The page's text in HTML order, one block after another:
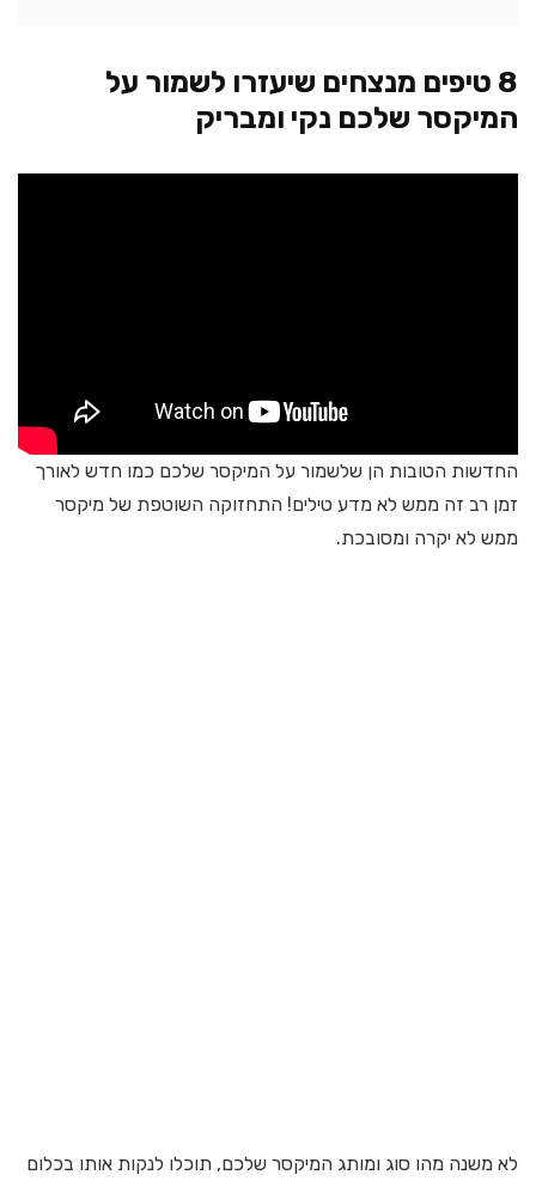
8 טיפים מנצחים שיעזרו לשמור על
המיקסר שלכם נקי ומבריק
החדשות הטובות הן שלשמור על המיקסר שלכם כמו חדש לאורך
זמן רב זה ממש לא מדע טילים! התחזוקה השוטפת של מיקסר
ממש לא יקרה ומסובכת.
לא משנה מהו סוג ומותג המיקסר שלכם, תוכלו לנקות אותו בכלום